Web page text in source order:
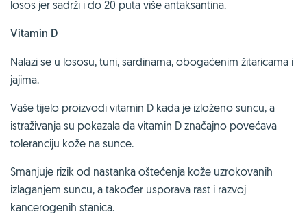
losos jer sadrži i do 20 puta više antaksantina.
Vitamin D
Nalazi se u lososu, tuni, sardinama, obogaćenim žitaricama i
jajima.
Vaše tijelo proizvodi vitamin D kada je izloženo suncu, a
istraživanja su pokazala da vitamin D značajno povećava
toleranciju kože na sunce.
Smanjuje rizik od nastanka oštećenja kože uzrokovanih
izlaganjem suncu, a također usporava rast i razvoj
kancerogenih stanica.